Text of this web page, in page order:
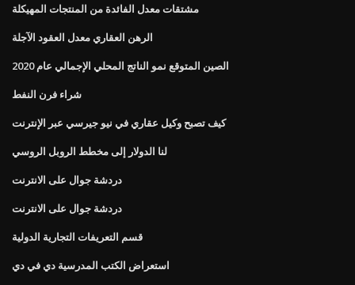
مشتقات معدل الفائدة من المنتجات المهيكلة
الرهن العقاري معدل العقود الآجلة
الصين المتوقع نمو الناتج المحلي الإجمالي عام 2020
شراء فرن النفط
كيف تصبح وكيل عقاري في نيو جيرسي عبر الإنترنت
لنا الدولار إلى مخطط الروبل الروسي
دردشة جوال على الانترنت
دردشة جوال على الانترنت
قسم التعريفات التجارية الدولية
استعراض الكتب المدرسية دي في دي